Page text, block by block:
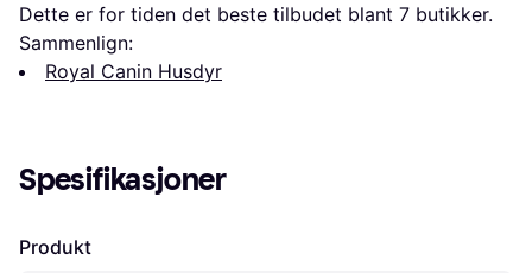
Dette er for tiden det beste tilbudet blant 7 butikker.
Sammenlign:
Royal Canin Husdyr
Spesifikasjoner
Produkt